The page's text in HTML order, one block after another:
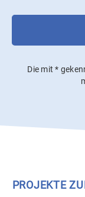
Die mit *
PROJEKTE